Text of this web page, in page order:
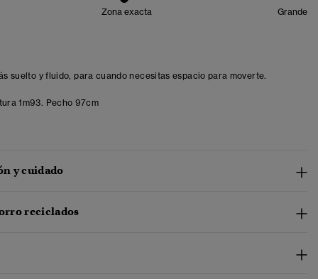
Zona exacta Grande
suelto y fluido, para cuando necesitas espacio para moverte.
1m93. Pecho 97cm
y cuidado
reciclados